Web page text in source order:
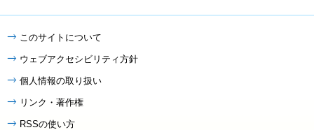
このサイトについて
ウェブアクセシビリティ方針
個人情報の取り扱い
リンク・著作権
RSSの使い方